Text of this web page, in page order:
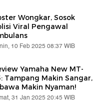
Wongkar, Sosok
Viral Pengawal
10 Feb 2025 08:37 WIB
Yamaha New MT-
Tampang Makin Sangar,
Makin Nyaman!
31 Jan 2025 20:45 WIB